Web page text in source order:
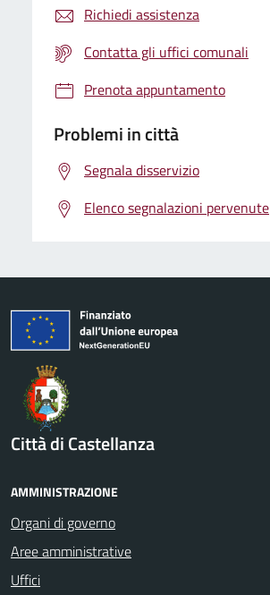
Richiedi assistenza
Contatta gli uffici comunali
Prenota appuntamento
Problemi in città
Segnala disservizio
Elenco segnalazioni pervenute
Città di Castellanza
AMMINISTRAZIONE
Organi di governo
Aree amministrative
Uffici